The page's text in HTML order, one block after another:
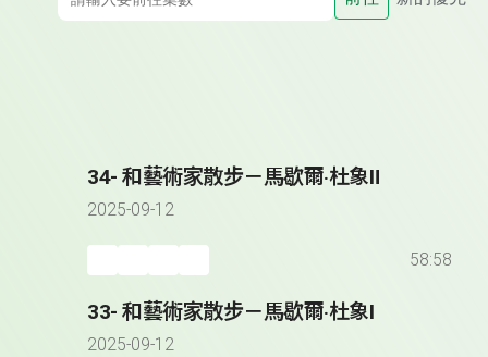
34- 和藝術家散步－馬歇爾‧杜象Ⅱ
2025-09-12
58:58
33- 和藝術家散步－馬歇爾‧杜象Ⅰ
2025-09-12